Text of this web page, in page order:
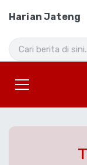
Harian Jateng